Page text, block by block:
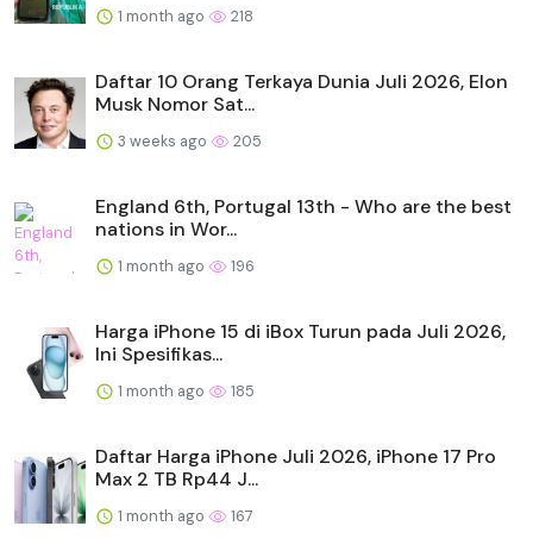
1 month ago 218
Daftar 10 Orang Terkaya Dunia Juli 2026, Elon
Musk Nomor Sat...
3 weeks ago 205
England 6th, Portugal 13th - Who are the best
nations in Wor...
1 month ago 196
Harga iPhone 15 di iBox Turun pada Juli 2026,
Ini Spesifikas...
1 month ago 185
Daftar Harga iPhone Juli 2026, iPhone 17 Pro
Max 2 TB Rp44 J...
1 month ago 167